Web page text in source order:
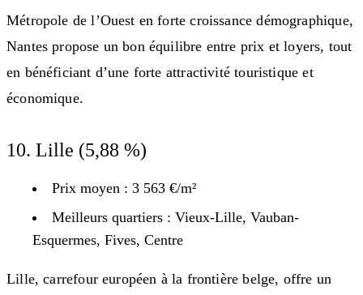
Métropole de l’Ouest en forte croissance démographique,
Nantes propose un bon équilibre entre prix et loyers, tout
en bénéficiant d’une forte attractivité touristique et
économique.
10. Lille (5,88 %)
Prix moyen : 3 563 €/m²
Meilleurs quartiers : Vieux-Lille, Vauban-
Esquermes, Fives, Centre
Lille, carrefour européen à la frontière belge, offre un